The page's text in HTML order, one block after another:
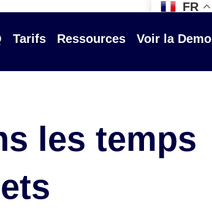
FR
Tarifs Ressources Voir la Demo
les temps